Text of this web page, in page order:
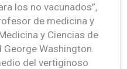
los no vacunados”,
de medicina y
y Ciencias de
Washington.
del vertiginoso